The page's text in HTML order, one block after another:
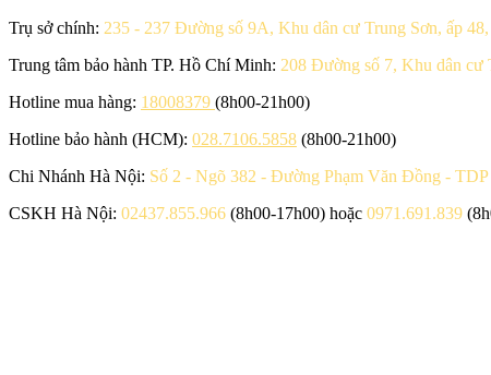
Trụ sở chính: 235 - 237 Đường số 9A, Khu dân cư Trung Sơn, ấp
Trung tâm bảo hành TP. Hồ Chí Minh: 208 Đường số 7, Khu dân
Hotline mua hàng: 18008379 (8h00-21h00)
Hotline bảo hành (HCM): 028.7106.5858 (8h00-21h00)
Chi Nhánh Hà Nội: Số 2 - Ngõ 382 - Đường Phạm Văn Đồng -
CSKH Hà Nội: 02437.855.966 (8h00-17h00) hoặc 0971.691.839